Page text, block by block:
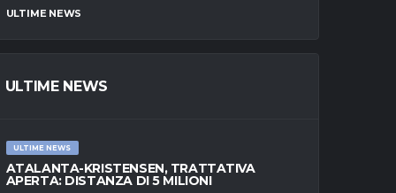
ULTIME NEWS
ULTIME NEWS
ULTIME NEWS
ATALANTA-KRISTENSEN, TRATTATIVA
APERTA: DISTANZA DI 5 MILIONI